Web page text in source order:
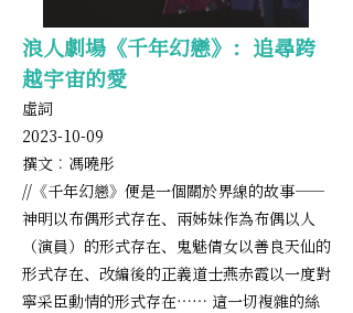
浪人劇場《千年幻戀》：追尋跨
越宇宙的愛
虛詞
2023-10-09
撰文︰馮曉彤
//《千年幻戀》便是一個關於界線的故事——
神明以布偶形式存在、兩姊妹作為布偶以人
（演員）的形式存在、鬼魅倩女以善良天仙的
形式存在、改編後的正義道士燕赤霞以一度對
寧采臣動情的形式存在…… 這一切複雜的絲